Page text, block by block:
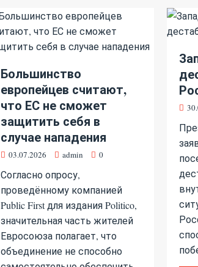
Большинство
европейцев считают,
что ЕС не сможет
защитить себя в
случае нападения
03.07.2026 admin 0
Согласно опросу,
проведённому компанией
Public First для издания Politico,
значительная часть жителей
Евросоюза полагает, что
объединение не способно